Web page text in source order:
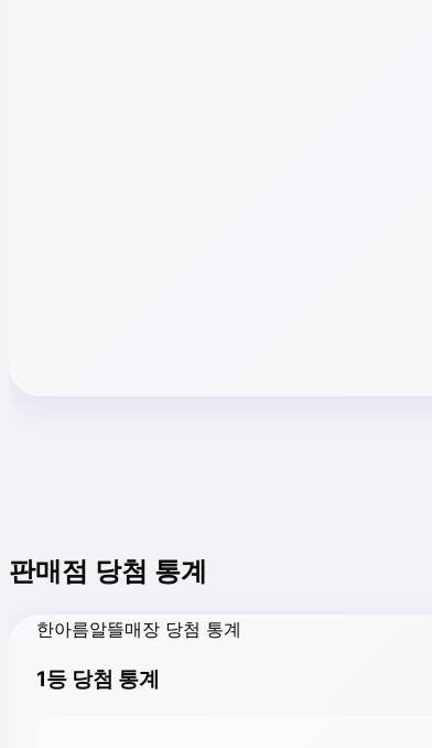
판매점 당첨 통계
한아름알뜰매장 당첨 통계
1등 당첨 통계